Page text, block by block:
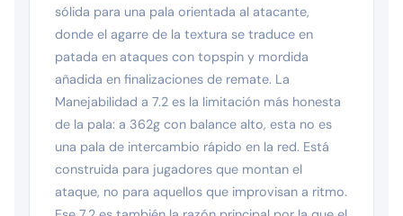
sólida para una pala orientada al atacante,
donde el agarre de la textura se traduce en
patada en ataques con topspin y mordida
añadida en finalizaciones de remate. La
Manejabilidad a 7.2 es la limitación más honesta
de la pala: a 362g con balance alto, esta no es
una pala de intercambio rápido en la red. Está
construida para jugadores que montan el
ataque, no para aquellos que improvisan a ritmo.